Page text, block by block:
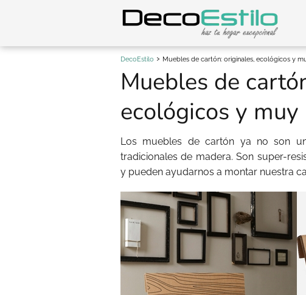
DecoEstilo Muebles de cartón: originales, ecológicos y
Muebles de
ecológicos y
Los muebles de cartón ya no son
tradicionales de madera. Son super-
y pueden ayudarnos a montar nuestra